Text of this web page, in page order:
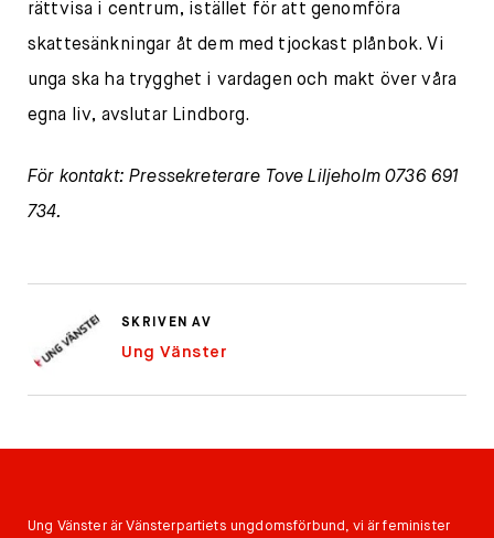
rättvisa i centrum, istället för att genomföra
skattesänkningar åt dem med tjockast plånbok. Vi
unga ska ha trygghet i vardagen och makt över våra
egna liv, avslutar Lindborg.
För kontakt:Pressekreterare Tove Liljeholm0736 691
734.
SKRIVEN AV
Ung Vänster
Ung Vänster är Vänsterpartiets ungdomsförbund, vi är feminister